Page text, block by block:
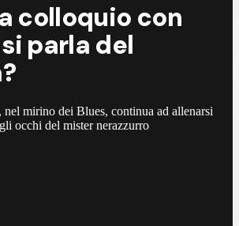
colloquio con
parla del
mirino dei Blues, continua ad allenarsi
occhi del mister nerazzurro